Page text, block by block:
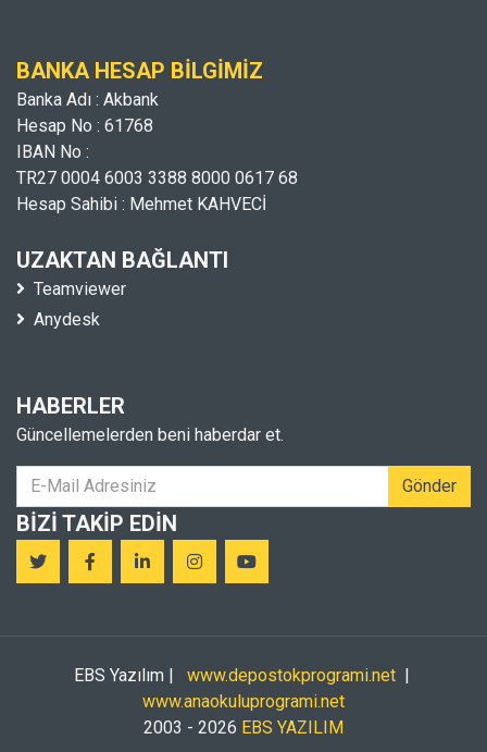
BANKA HESAP BILGIMIZ
Banka Adı : Akbank
Hesap No : 61768
IBAN No :
TR27 0004 6003 3388 8000 0617 68
Hesap Sahibi : Mehmet KAHVECİ
UZAKTAN BAĞLANTI
Teamviewer
Anydesk
HABERLER
Güncellemelerden beni haberdar et.
Gönder
BIZI TAKIP EDIN
EBS Yazılım | www.depostokprogrami.net|
www.anaokuluprogrami.net
2003 - 2026 EBS YAZILIM